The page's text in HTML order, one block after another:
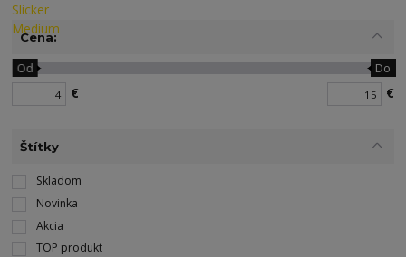
Cena:
€
Od Do
€
Štítky
Skladom
Novinka
Akcia
TOP produkt